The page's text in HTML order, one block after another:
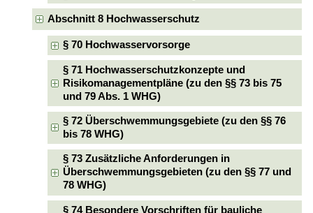
Abschnitt 8 Hochwasserschutz
§ 70 Hochwasservorsorge
§ 71 Hochwasserschutzkonzepte und
Risikomanagementpläne (zu den §§ 73 bis 75
und 79 Abs. 1 WHG)
§ 72 Überschwemmungsgebiete (zu den §§ 76
bis 78 WHG)
§ 73 Zusätzliche Anforderungen in
Überschwemmungsgebieten (zu den §§ 77 und
78 WHG)
§ 74 Besondere Vorschriften für bauliche